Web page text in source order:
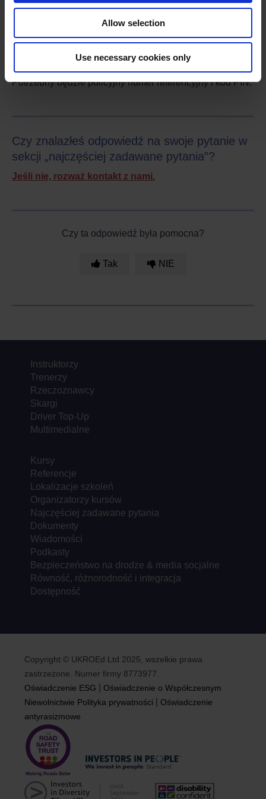
Allow selection
Use necessary cookies only
Jak mogę skontaktować się z DriveSafe?
Odwiedź stronęwww.drivesafe.org.uklub zadzwoń do
nas pod numer 0300 123 1518 (pracujemy od
poniedziałku do piątku w godzinach od 8:30 do 15:00).
Potrzebny będzie policyjny numer referencyjny i kod PIN.
Czy znalazłeś odpowiedź na swoje pytanie w
sekcji „najczęściej zadawane pytania”?
Jeśli nie, rozważ kontakt z nami.
Czy ta odpowiedź była pomocna?
Tak NIE
Instruktorzy
Trenerzy
Rzeczoznawcy
Skargi
Driver Top-Up
Multimedialne
Kursy
Referencje
Lokalizacje szkoleń
Organizatorzy kursów
Najczęściej zadawane pytania
Dokumenty
Wiadomości
Podkasty
Bezpieczeństwo na drodze & media socjalne
Równość, różnorodność i integracja
Dostępność
Copyright © UKROEd Ltd 2025, wszelkie prawa
zastrzeżone. Numer firmy 8773977.
Oświadczenie ESG
Oświadczenie o Współczesnym
Niewolnictwie Polityka prywatności
Oświadczenie
antyrasizmowe